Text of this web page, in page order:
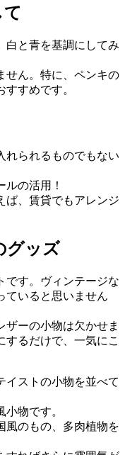
白と青を基調にしてみ
せん。特に、ペンキの
すめです。
れられるものでもない
の活用！
ば、賃貸でもアレンジ
グッズ
です。ヴィンテージな
ていると思いません
ザーの小物は欠かせま
するだけで、一気にこ
イストの小物を並べて
物です。
風のもの、多肉植物を